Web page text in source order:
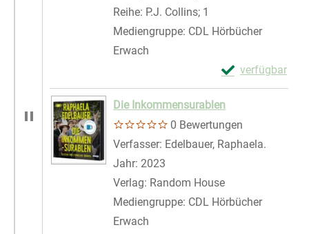
Reihe: P.J. Collins; 1
Mediengruppe: CDL Hörbücher
Erwach
verfügbar
Exemplar-
Zum Download
Die Inkommensurablen
0 Bewertungen
Verfasser: Edelbauer, Raphaela.
Jahr: 2023
Verlag: Random House
Mediengruppe: CDL Hörbücher
Erwach